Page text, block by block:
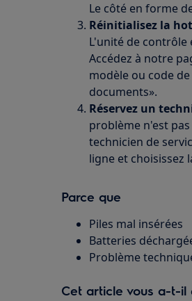
Le côté en forme
Réinitialisez la
L'unité de contrôle
Accédez à notre
modèle ou code
documents».
Réservez un
problème n'est
technicien de
ligne et choisissez
Parce que
Piles mal insérées
Batteries
Problème
Cet article vous a-t-il